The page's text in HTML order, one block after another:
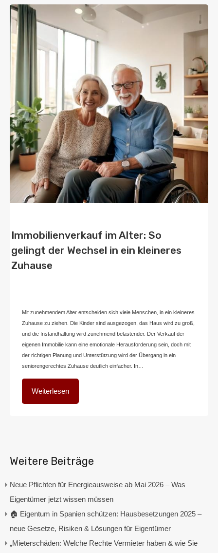
Immobilienverkauf im Alter: So
gelingt der Wechsel in ein kleineres
Zuhause
Mit zunehmendem Alter entscheiden sich viele Menschen, in ein kleineres
Zuhause zu ziehen. Die Kinder sind ausgezogen, das Haus wird zu groß,
und die Instandhaltung wird zunehmend belastender. Der Verkauf der
eigenen Immobilie kann eine emotionale Herausforderung sein, doch mit
der richtigen Planung und Unterstützung wird der Übergang in ein
seniorengerechtes Zuhause deutlich einfacher. In…
Weiterlesen
Weitere Beiträge
Neue Pflichten für Energieausweise ab Mai 2026 – Was
Eigentümer jetzt wissen müssen
🏠 Eigentum in Spanien schützen: Hausbesetzungen 2025 –
neue Gesetze, Risiken & Lösungen für Eigentümer
„Mieterschäden: Welche Rechte Vermieter haben & wie Sie